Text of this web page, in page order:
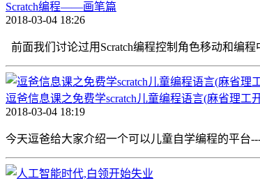
Scratch编程——画笔篇
2018-03-04 18:26
前面我们讨论过用Scratch编程控制角色移动和编
逗爸信息课之免费学scratch儿童编程语言(麻省理工
2018-03-04 18:19
今天逗爸给大家介绍一个可以儿童自学编程的平台